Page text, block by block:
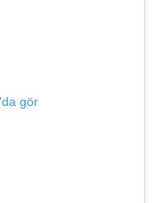
gör